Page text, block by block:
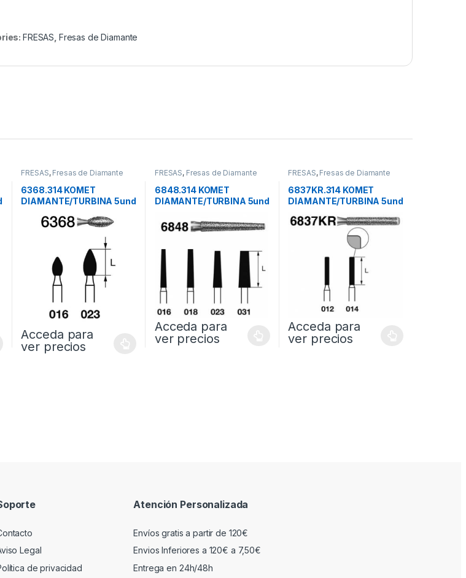
FRESAS Fresas de Diamante
FRESAS, Fresas de Diamante
6368.314 KOMET
DIAMANTE/TURBINA 5und
Acceda para
ver precios
FRESAS, Fresas de Diamante
6848.314 KOMET
DIAMANTE/TURBINA 5und
Acceda para
ver precios
FRESAS, Fresas de Diamante
6837KR.314 KOMET
DIAMANTE/TURBINA 5und
Acceda para
ver precios
Legal
de privacidad
Atención Personalizada
Envíos gratis a partir de 120€
Envios Inferiores a 120€ a 7,50€
Entrega en 24h/48h